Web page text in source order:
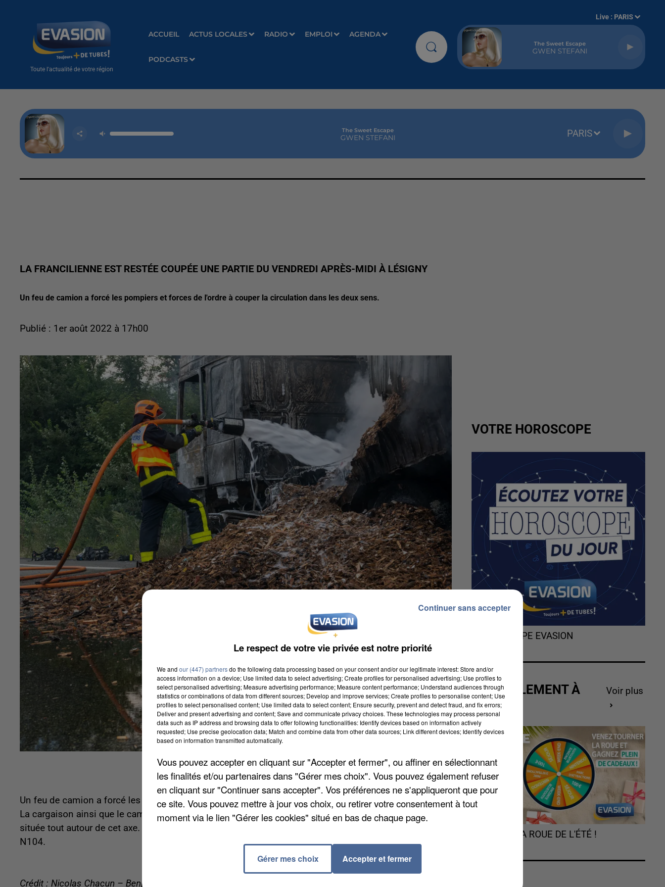
Toute l'actualité de votre région
ACCUEIL ACTUS LOCALES RADIO EMPLOI AGENDA
PODCASTS
Live : PARIS
The Sweet Escape
GWEN STEFANI
The Sweet Escape
GWEN STEFANI PARIS
LA FRANCILIENNE EST RESTÉE COUPÉE UNE PARTIE DU VENDREDI APRÈS-MIDI À LÉSIGNY
Un feu de camion a forcé les pompiers et forces de l'ordre à couper la circulation dans les deux sens.
Publié : 1er août 2022 à 17h00
Un feu de camion a forcé les pompiers et forces de l'ordre à couper la circulation dans les deux sens.
La cargaison ainsi que le camion ont été totalement brûlés. Les secours craignaient aussi pour la forêt,
située tout autour de cet axe. Finalement, la situation est revenue à la normale en début de soirée sur la
N104.
Crédit : Nicolas Chacun – Benjamin Swiniarski
VOTRE HOROSCOPE
L'HOROSCOPE EVASION
ACTUELLEMENT À
GAGNER
Voir plus
TOURNEZ LA ROUE DE L'ÉTÉ !
Le respect de votre vie privée est notre priorité
We and our (447) partnersdo the following data processing based on your consent and/or our legitimate interest: Store and/or
access information on a device; Use limited data to select advertising; Create profiles for personalised advertising; Use profiles to
select personalised advertising; Measure advertising performance; Measure content performance; Understand audiences through
statistics or combinations of data from different sources; Develop and improve services; Create profiles to personalise content; Use
profiles to select personalised content; Use limited data to select content; Ensure security, prevent and detect fraud, and fix errors;
Deliver and present advertising and content; Save and communicate privacy choices. These technologies may process personal
data such as IP address and browsing data to offer following functionalities: Identify devices based on information actively
requested; Use precise geolocation data; Match and combine data from other data sources; Link different devices; Identify devices
based on information transmitted automatically.
Vous pouvez accepter en cliquant sur "Accepter et fermer", ou affiner en sélectionnant
les finalités et/ou partenaires dans "Gérer mes choix". Vous pouvez également refuser
en cliquant sur "Continuer sans accepter". Vos préférences ne s'appliqueront que pour
ce site. Vous pouvez mettre à jour vos choix, ou retirer votre consentement à tout
moment via le lien "Gérer les cookies" situé en bas de chaque page.
Gérer mes choix Accepter et fermer
Continuer sans accepter